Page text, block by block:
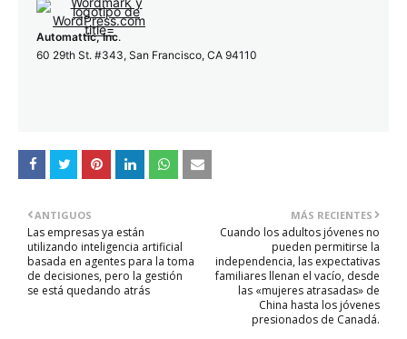
Automattic, Inc.
60 29th St. #343, San Francisco, CA 94110
MÁS RECIENTES
Cuando los adultos jóvenes no
pueden permitirse la
independencia, las expectativas
familiares llenan el vacío, desde
las «mujeres atrasadas» de
China hasta los jóvenes
presionados de Canadá.
ANTIGUOS
Las empresas ya están
utilizando inteligencia artificial
basada en agentes para la toma
de decisiones, pero la gestión
se está quedando atrás